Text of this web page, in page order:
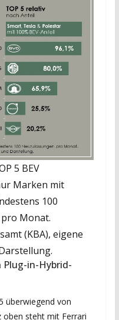
5 BEV
Marken mit
100
Monat.
(KBA), eigene
Plug-in-Hybrid-
überwiegend von
oben steht mit Ferrari